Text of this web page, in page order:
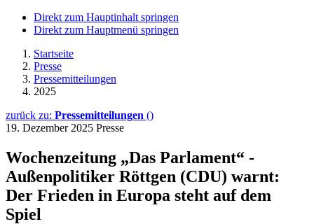
Direkt zum Hauptinhalt springen
Direkt zum Hauptmenü springen
Startseite
Presse
Pressemitteilungen
2025
zurück zu: Pressemitteilungen ()
19. Dezember 2025 Presse
Wochenzeitung „Das Parlament“ -
Außenpolitiker Röttgen (CDU) warnt:
Der Frieden in Europa steht auf dem
Spiel